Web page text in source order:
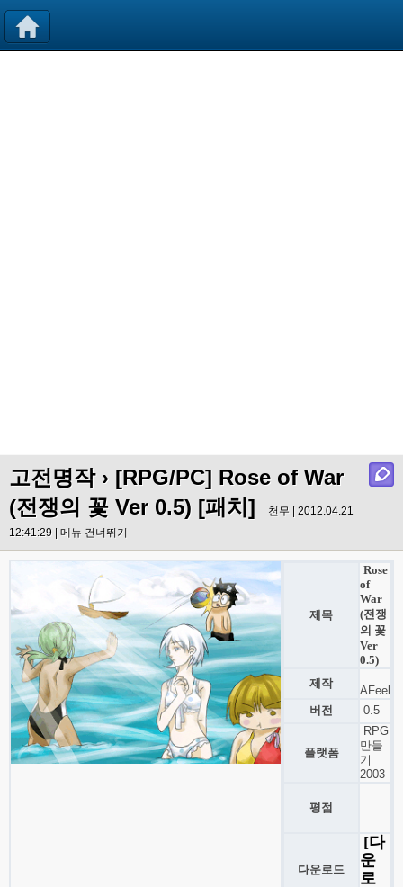
고전명작› [RPG/PC] Rose of War
(전쟁의 꽃 Ver 0.5) [패치]
천무 | 2012.04.21
12:41:29 | 메뉴 건너뛰기
제목
Rose
of
War
(전쟁
의 꽃
Ver
0.5)
제작
AFeel
버전
0.5
플랫폼
RPG
만들
기
2003
평점
다운로드
[다
운
로